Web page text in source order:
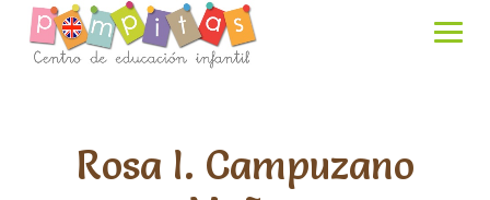
Skip
content
Rosa I. Campuzano